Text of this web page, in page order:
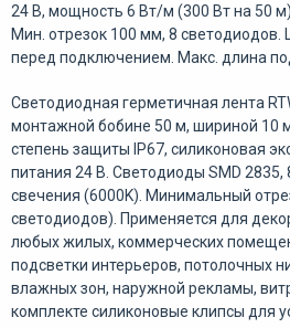
24 В, мощность 6 Вт/м (300 Вт на 50
Мин. отрезок 100 мм, 8 светодиодов.
перед подключением. Макс. длина
Светодиодная герметичная лента
монтажной бобине 50 м, шириной 10
степень защиты IP67, силиконовая
питания 24 В. Светодиоды SMD
свечения (6000K). Минимальный
светодиодов). Применяется для
любых жилых, коммерческих
подсветки интерьеров, потолочных
влажных зон, наружной рекламы,
комплекте силиконовые клипсы для